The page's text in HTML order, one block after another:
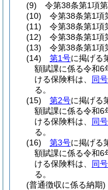
(9)
令第38条第1項
(10)
令第38条第1
(11)
令第38条第1
(12)
令第38条第1
(13)
令第38条第1
(14)
第1号に掲げる
額賦課に係る令和6
ける保険料は、 同号
る。
(15)
第2号に掲げる
額賦課に係る令和6
ける保険料は、 同号
る。
(16)
第3号に掲げる
額賦課に係る令和6
ける保険料は、 同号
る。
(普通徴収に係る納期)